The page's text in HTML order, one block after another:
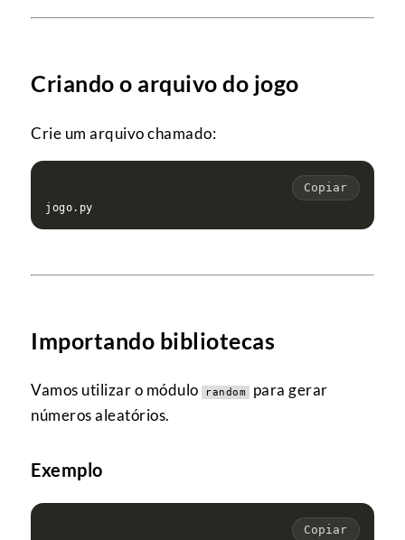
Criando o arquivo do jogo
Crie um arquivo chamado:
Copiar
Importando bibliotecas
Vamos utilizar o módulo random
para gerar
números aleatórios.
Exemplo
Copiar